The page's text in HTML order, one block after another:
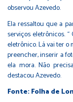
observou Azevedo.
Ela ressaltou que a
serviços eletrônicos.
eletrônico. Lá vai ter
preencher, inserir a
ela mora. Não
destacou Azevedo.
Fonte: Folha de